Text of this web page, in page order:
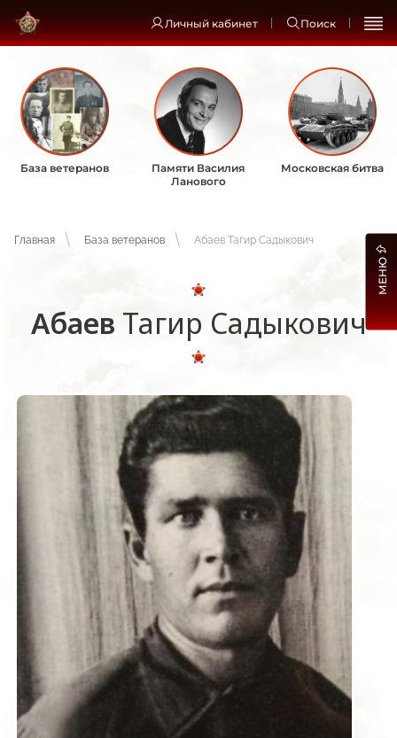
Личный кабинет Поиск
База ветеранов
Памяти Василия
Ланового
Московская битва
Главная База ветеранов Абаев Тагир Садыкович
Абаев Тагир Садыкович
МЕНЮ